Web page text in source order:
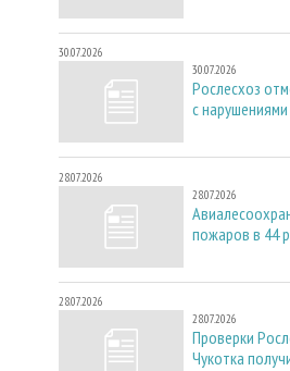
30.07.2026
30.07.2026
Рослесхоз
с
28.07.2026
28.07.2026
пожаров в 44
28.07.2026
28.07.2026
Проверки
Чукотка